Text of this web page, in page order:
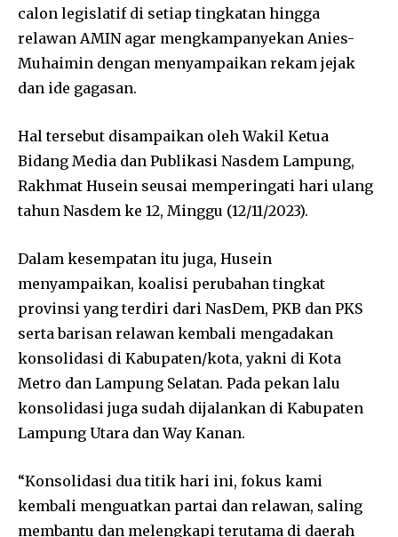
calon legislatif di setiap tingkatan hingga
relawan AMIN agar mengkampanyekan Anies-
Muhaimin dengan menyampaikan rekam jejak
dan ide gagasan.
Hal tersebut disampaikan oleh Wakil Ketua
Bidang Media dan Publikasi Nasdem Lampung,
Rakhmat Husein seusai memperingati hari ulang
tahun Nasdem ke 12, Minggu (12/11/2023).
Dalam kesempatan itu juga, Husein
menyampaikan, koalisi perubahan tingkat
provinsi yang terdiri dari NasDem, PKB dan PKS
serta barisan relawan kembali mengadakan
konsolidasi di Kabupaten/kota, yakni di Kota
Metro dan Lampung Selatan. Pada pekan lalu
konsolidasi juga sudah dijalankan di Kabupaten
Lampung Utara dan Way Kanan.
“Konsolidasi dua titik hari ini, fokus kami
kembali menguatkan partai dan relawan, saling
membantu dan melengkapi terutama di daerah